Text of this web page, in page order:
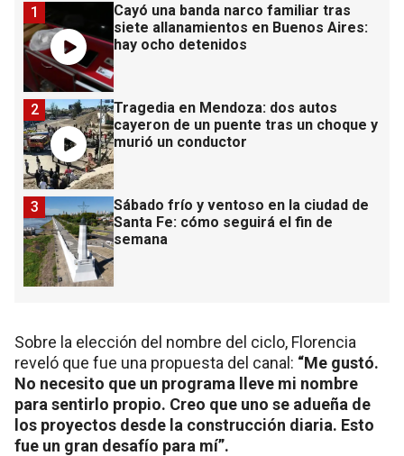
Cayó una banda narco familiar tras
siete allanamientos en Buenos Aires:
hay ocho detenidos
1
Tragedia en Mendoza: dos autos
cayeron de un puente tras un choque y
murió un conductor
2
Sábado frío y ventoso en la ciudad de
Santa Fe: cómo seguirá el fin de
semana
3
Sobre la elección del nombre del ciclo, Florencia
reveló que fue una propuesta del canal: “Me gustó.
No necesito que un programa lleve mi nombre
para sentirlo propio. Creo que uno se adueña de
los proyectos desde la construcción diaria. Esto
fue un gran desafío para mí”.